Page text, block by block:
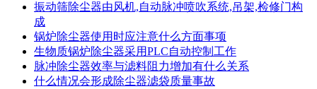
振动筛除尘器由风机,自动脉冲喷吹系统,吊架,检修门构
成
锅炉除尘器使用时应注意什么方面事项
生物质锅炉除尘器采用PLC自动控制工作
脉冲除尘器效率与滤料阻力增加有什么关系
什么情况会形成除尘器滤袋质量事故